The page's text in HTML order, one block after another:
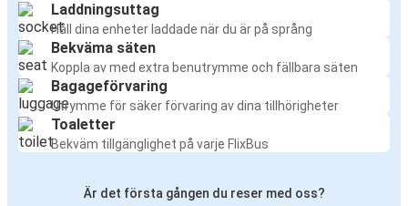
Laddningsuttag
Håll dina enheter laddade när du är på språng
Bekväma säten
Koppla av med extra benutrymme och fällbara säten
Bagageförvaring
Utrymme för säker förvaring av dina tillhörigheter
Toaletter
Bekväm tillgänglighet på varje FlixBus
Är det första gången du reser med oss?